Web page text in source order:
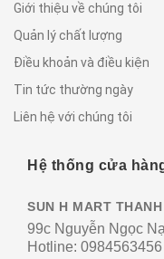
Giới thiệu về chúng tôi
Quản lý chất lượng
Điều khoản và điều kiện
Tin tức thường ngày
Liên hệ với chúng tôi
Hệ thống cửa
SUN H MART
99c Nguyễn Ngọc
Hotline: 0984563456